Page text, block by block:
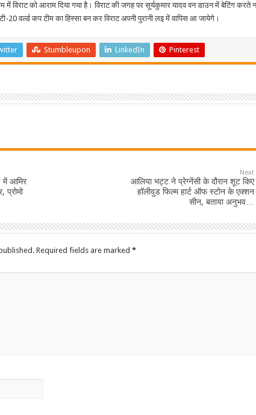
को आराम दिया गया है। विराट की जगह पर सूर्यकुमार यादव वन डाउन में बेटिंग करते
वर्ल्ड कप टीम का हिस्सा बन कर विराट अपनी पुरानी लइ में वापिस आ जायेगे।
Stumbleupon LinkedIn Pinterest
में आमिर
Next
आलिया भट्ट ने प्रेग्नेंसी के दौरान शूट किए
हॉलीवुड फिल्म हार्ट ऑफ स्टोन के एक्शन
सीन, बताया अनुभव…
Required fields are marked *